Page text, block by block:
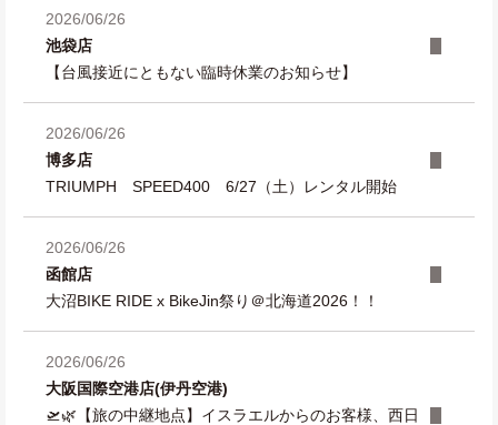
2026/06/26
池袋店
【台風接近にともない臨時休業のお知らせ】
2026/06/26
博多店
TRIUMPH SPEED400 6/27（土）レンタル開始
2026/06/26
函館店
大沼BIKE RIDE x BikeJin祭り＠北海道2026！！
2026/06/26
大阪国際空港店(伊丹空港)
🛫🌿【旅の中継地点】イスラエルからのお客様、西日